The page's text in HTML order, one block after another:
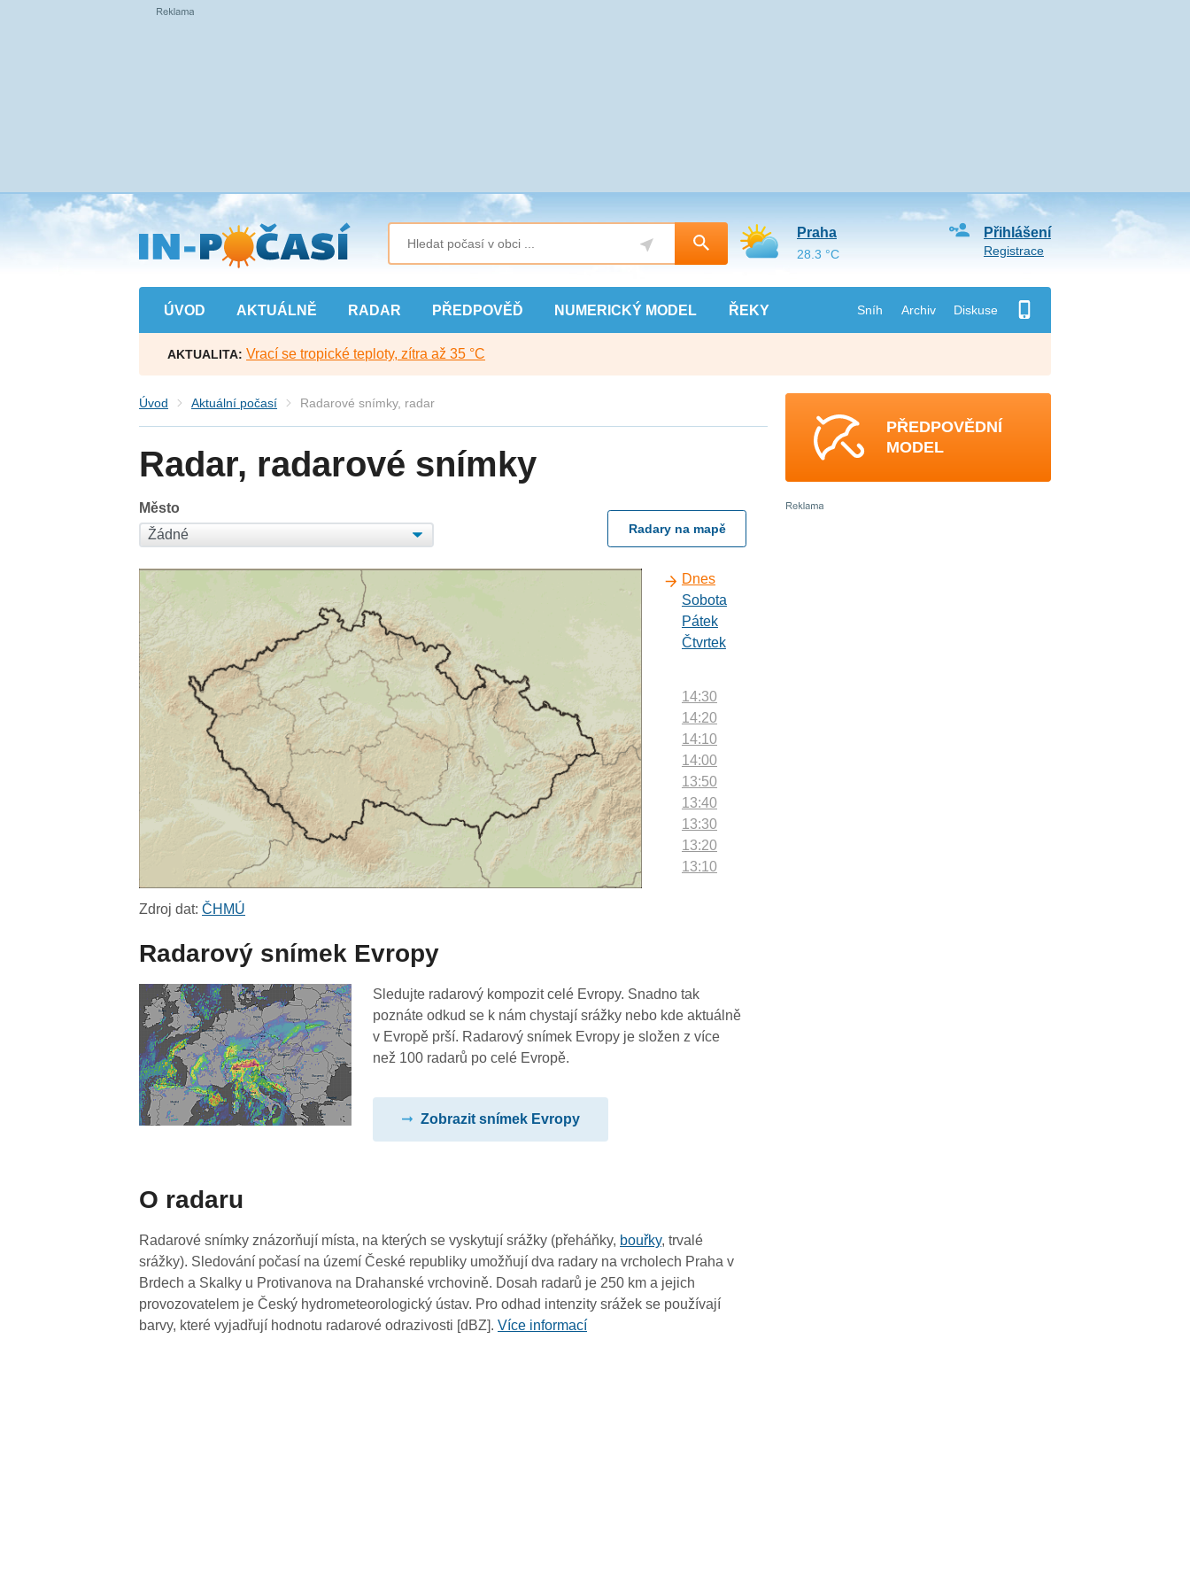
Přejít
na
hlavní
obsah
ÚVOD AKTUÁLNĚ RADAR PŘEDPOVĚĎ NUMERICKÝ MODEL ŘEKY Sníh Archiv Diskuse
Přihlášení
Registrace
Praha
28.3 °C
AKTUALITA: Vrací se tropické teploty, zítra až 35 °C
Úvod Aktuální počasí Radarové snímky, radar
Radar, radarové snímky
Město
Radary na mapě
Dnes
Sobota
Pátek
Čtvrtek
14:30
14:20
14:10
14:00
13:50
13:40
13:30
13:20
13:10
12:10
12:00
11:50
10:10
10:00
09:50
09:40
Zdroj dat:ČHMÚ
Radarový snímek Evropy
Sledujte radarový kompozit celé Evropy. Snadno tak
poznáte odkud se k nám chystají srážky nebo kde aktuálně
v Evropě prší. Radarový snímek Evropy je složen z více
než 100 radarů po celé Evropě.
Zobrazit snímek Evropy
O radaru
Radarové snímky znázorňují místa, na kterých se vyskytují srážky (přeháňky, bouřky, trvalé
srážky). Sledování počasí na území České republiky umožňují dva radary na vrcholech Praha v
Brdech a Skalky u Protivanova na Drahanské vrchovině. Dosah radarů je 250 km a jejich
provozovatelem je Český hydrometeorologický ústav. Pro odhad intenzity srážek se používají
barvy, které vyjadřují hodnotu radarové odrazivosti [dBZ].Více informací
PŘEDPOVĚDNÍ
MODEL